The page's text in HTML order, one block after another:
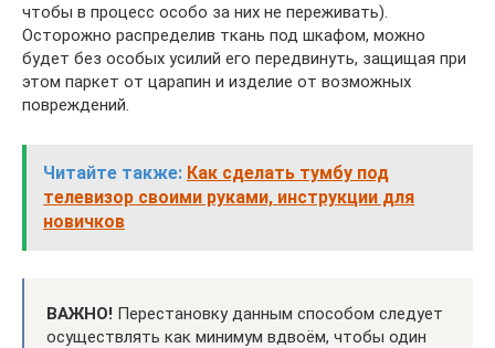
чтобы в процесс особо за них не переживать).
Осторожно распределив ткань под шкафом, можно
будет без особых усилий его передвинуть, защищая при
этом паркет от царапин и изделие от возможных
повреждений.
Читайте также: Как сделать тумбу под
телевизор своими руками, инструкции для
новичков
ВАЖНО! Перестановку данным способом следует
осуществлять как минимум вдвоём, чтобы один